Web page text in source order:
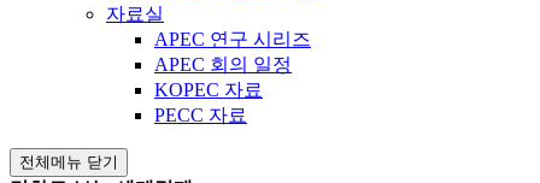
자료실
APEC 연구 시리즈
APEC 회의 일정
KOPEC 자료
PECC 자료
전체메뉴 닫기